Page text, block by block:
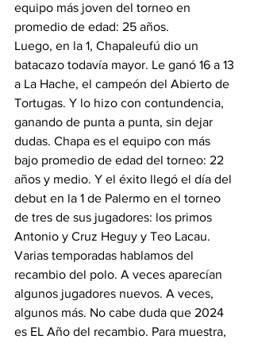
equipo más joven del torneo en
promedio de edad: 25 años.
Luego, en la 1, Chapaleufú dio un
batacazo todavía mayor. Le ganó 16 a 13
a La Hache, el campeón del Abierto de
Tortugas. Y lo hizo con contundencia,
ganando de punta a punta, sin dejar
dudas. Chapa es el equipo con más
bajo promedio de edad del torneo: 22
años y medio. Y el éxito llegó el día del
debut en la 1 de Palermo en el torneo
de tres de sus jugadores: los primos
Antonio y Cruz Heguy y Teo Lacau.
Varias temporadas hablamos del
recambio del polo. A veces aparecían
algunos jugadores nuevos. A veces,
algunos más. No cabe duda que 2024
es EL Año del recambio. Para muestra,